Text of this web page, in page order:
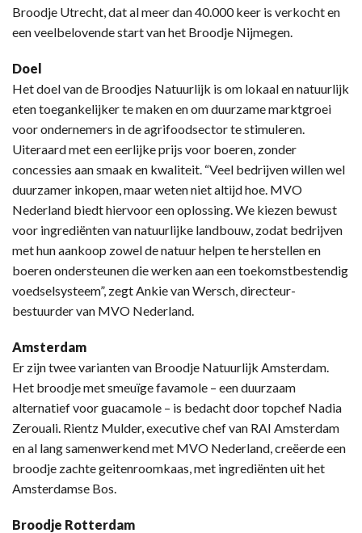
Broodje Utrecht, dat al meer dan 40.000 keer is verkocht en
een veelbelovende start van het Broodje Nijmegen.
Doel
Het doel van de Broodjes Natuurlijk is om lokaal en natuurlijk
eten toegankelijker te maken en om duurzame marktgroei
voor ondernemers in de agrifoodsector te stimuleren.
Uiteraard met een eerlijke prijs voor boeren, zonder
concessies aan smaak en kwaliteit. “Veel bedrijven willen wel
duurzamer inkopen, maar weten niet altijd hoe. MVO
Nederland biedt hiervoor een oplossing. We kiezen bewust
voor ingrediënten van natuurlijke landbouw, zodat bedrijven
met hun aankoop zowel de natuur helpen te herstellen en
boeren ondersteunen die werken aan een toekomstbestendig
voedselsysteem”, zegt Ankie van Wersch, directeur-
bestuurder van MVO Nederland.
Amsterdam
Er zijn twee varianten van Broodje Natuurlijk Amsterdam.
Het broodje met smeuïge favamole – een duurzaam
alternatief voor guacamole – is bedacht door topchef Nadia
Zerouali. Rientz Mulder, executive chef van RAI Amsterdam
en al lang samenwerkend met MVO Nederland, creëerde een
broodje zachte geitenroomkaas, met ingrediënten uit het
Amsterdamse Bos.
Broodje Rotterdam